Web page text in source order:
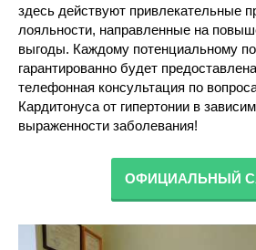
здесь действуют привлекательные
лояльности, направленные на
выгоды. Каждому потенциальному
гарантированно будет
телефонная консультация по
Кардитонуса от гипертонии в
выраженности заболевания!
ОФИЦИАЛЬНЫЙ